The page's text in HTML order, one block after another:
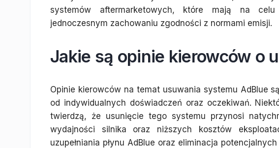
systemów aftermarketowych, które mają na
jednoczesnym zachowaniu zgodności z normami emisji.
Jakie są opinie kierowców o
Opinie kierowców na temat usuwania systemu AdBlue
od indywidualnych doświadczeń oraz oczekiwań.
twierdzą, że usunięcie tego systemu przynosi
wydajności silnika oraz niższych kosztów
uzupełniania płynu AdBlue oraz eliminacja